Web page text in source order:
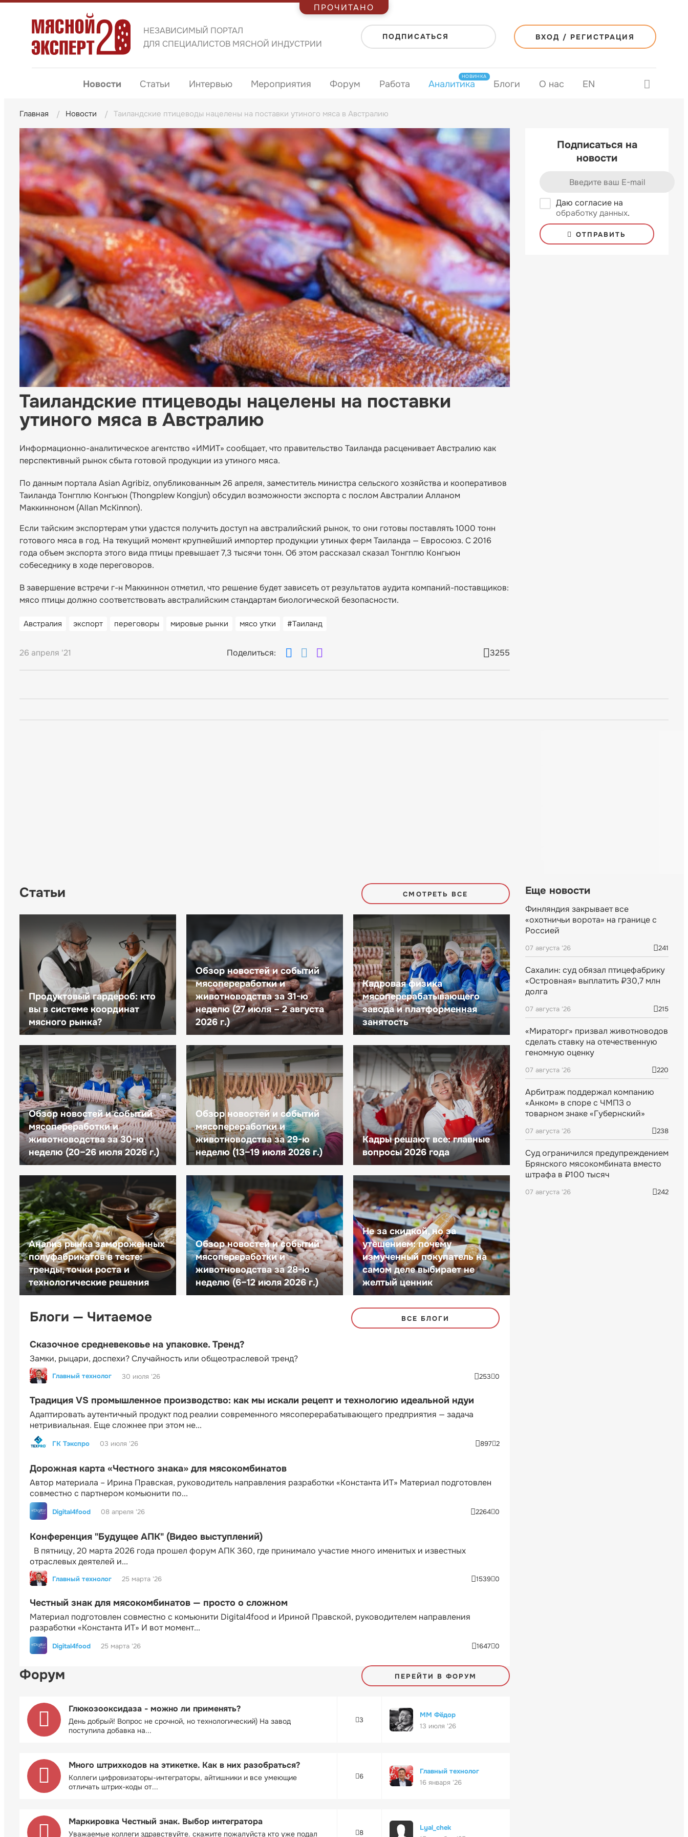
НЕЗАВИСИМЫЙ ПОРТАЛ
ДЛЯ СПЕЦИАЛИСТОВ МЯСНОЙ ИНДУСТРИИ
ПОДПИСАТЬСЯ ВХОД / РЕГИСТРАЦИЯ
Новости Статьи Интервью Мероприятия Форум Работа Аналитика
НОВИНКА
Блоги О нас EN
Главная Новости Таиландские птицеводы нацелены на поставки утиного мяса в Австралию
Таиландские птицеводы нацелены на поставки
утиного мяса в Австралию
Информационно-аналитическое агентство «ИМИТ» сообщает, что правительство Таиланда расценивает Австралию как
перспективный рынок сбыта готовой продукции из утиного мяса.
По данным портала Asian Agribiz, опубликованным 26 апреля, заместитель министра сельского хозяйства и кооперативов
Таиланда Тонгплю Конгьюн (Thongplew Kongjun) обсудил возможности экспорта с послом Австралии Алланом
Маккинноном (Allan McKinnon).
Если тайским экспортерам утки удастся получить доступ на австралийский рынок, то они готовы поставлять 1000 тонн
готового мяса в год. На текущий момент крупнейший импортер продукции утиных ферм Таиланда — Евросоюз. С 2016
года объем экспорта этого вида птицы превышает 7,3 тысячи тонн. Об этом рассказал сказал Тонгплю Конгьюн
собеседнику в ходе переговоров.
В завершение встречи г-н Маккиннон отметил, что решение будет зависеть от результатов аудита компаний-поставщиков:
мясо птицы должно соответствовать австралийским стандартам биологической безопасности.
Австралия экспорт переговоры мировые рынки мясо утки #Таиланд
26 апреля '21 Поделиться: 3255
Подписаться на
новости
Даю согласие на
обработку данных.
ОТПРАВИТЬ
Статьи СМОТРЕТЬ ВСЕ
Продуктовый гардероб: кто
вы в системе координат
мясного рынка?
Обзор новостей и событий
мясопереработки и
животноводства за 31-ю
неделю (27 июля – 2 августа
2026 г.)
Кадровая физика
мясоперерабатывающего
завода и платформенная
занятость
Обзор новостей и событий
мясопереработки и
животноводства за 30-ю
неделю (20–26 июля 2026 г.)
Обзор новостей и событий
мясопереработки и
животноводства за 29-ю
неделю (13–19 июля 2026 г.)
Кадры решают все: главные
вопросы 2026 года
Анализ рынка замороженных
полуфабрикатов в тесте:
тренды, точки роста и
технологические решения
Обзор новостей и событий
мясопереработки и
животноводства за 28-ю
неделю (6–12 июля 2026 г.)
Не за скидкой, но за
утешением: почему
измученный покупатель на
самом деле выбирает не
желтый ценник
Блоги — Читаемое ВСЕ БЛОГИ
Сказочное средневековье на упаковке. Тренд?
Замки, рыцари, доспехи? Случайность или общеотраслевой тренд?
Главный технолог 30 июля '26 253 0
Традиция VS промышленное производство: как мы искали рецепт и технологию идеальной ндуи
Адаптировать аутентичный продукт под реалии современного мясоперерабатывающего предприятия — задача
нетривиальная. Еще сложнее при этом не...
ГК Тэкспро 03 июля '26 897 2
Дорожная карта «Честного знака» для мясокомбинатов
Автор материала – Ирина Правская, руководитель направления разработки «Константа ИТ» Материал подготовлен
совместно с партнером комьюнити по...
Digital4food 08 апреля '26 2264 0
Конференция "Будущее АПК" (Видео выступлений)
В пятницу, 20 марта 2026 года прошел форум АПК 360, где принимало участие много именитых и известных
отраслевых деятелей и...
Главный технолог 25 марта '26 1539 0
Честный знак для мясокомбинатов — просто о сложном
Материал подготовлен совместно с комьюнити Digital4food и Ириной Правской, руководителем направления
разработки «Константа ИТ» И вот момент...
Digital4food 25 марта '26 1647 0
Форум ПЕРЕЙТИ В ФОРУМ
Глюкозооксидаза - можно ли применять?
День добрый! Вопрос не срочной, но технологический) На завод
поступила добавка на...
3
ММ Фёдор
13 июля '26
Много штрихкодов на этикетке. Как в них разобраться?
Коллеги цифровизаторы-интеграторы, айтишники и все умеющие
отличать штрих-коды от...
6
Главный технолог
16 января '26
Маркировка Честный знак. Выбор интегратора
Уважаемые коллеги здравствуйте. скажите пожалуйста кто уже подал 8
Lyal_chek
Еще новости
Финляндия закрывает все
«охотничьи ворота» на границе с
Россией
07 августа '26 241
Сахалин: суд обязал птицефабрику
«Островная» выплатить ₽30,7 млн
долга
07 августа '26 215
«Мираторг» призвал животноводов
сделать ставку на отечественную
геномную оценку
07 августа '26 220
Арбитраж поддержал компанию
«Анком» в споре с ЧМПЗ о
товарном знаке «Губернский»
07 августа '26 238
Суд ограничился предупреждением
Брянского мясокомбината вместо
штрафа в ₽100 тысяч
07 августа '26 242
ПРОЧИТАНО